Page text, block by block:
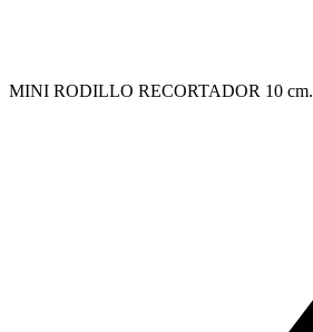
MINI RODILLO RECORTADOR 10 cm.